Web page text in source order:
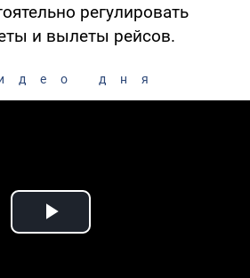
регулировать
и вылеты рейсов.
дня
Play Video